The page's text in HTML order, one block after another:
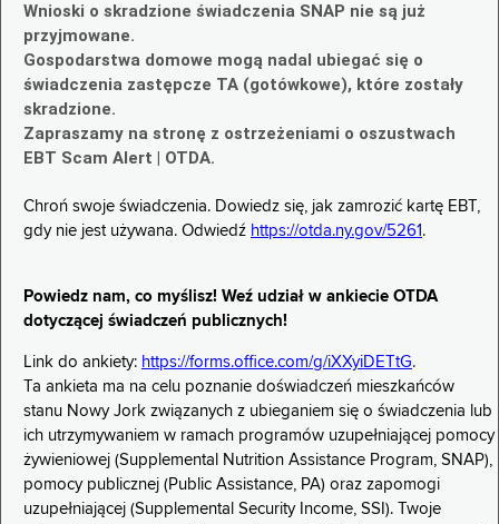
Wnioski o skradzione świadczenia SNAP nie są już
przyjmowane.
Gospodarstwa domowe mogą nadal ubiegać się o
świadczenia zastępcze TA (gotówkowe), które zostały
skradzione.
Zapraszamy na stronę z ostrzeżeniami o oszustwach
EBT Scam Alert | OTDA.
Chroń swoje świadczenia. Dowiedz się, jak zamrozić kartę EBT,
gdy nie jest używana. Odwiedź https://otda.ny.gov/5261 .
Powiedz nam, co myślisz! Weź udział w ankiecie OTDA
dotyczącej świadczeń publicznych!
Link do ankiety: https://forms.office.com/g/iXXyiDETtG.
Ta ankieta ma na celu poznanie doświadczeń mieszkańców
stanu Nowy Jork związanych z ubieganiem się o świadczenia lub
ich utrzymywaniem w ramach programów uzupełniającej pomocy
żywieniowej (Supplemental Nutrition Assistance Program, SNAP),
pomocy publicznej (Public Assistance, PA) oraz zapomogi
uzupełniającej (Supplemental Security Income, SSI). Twoje